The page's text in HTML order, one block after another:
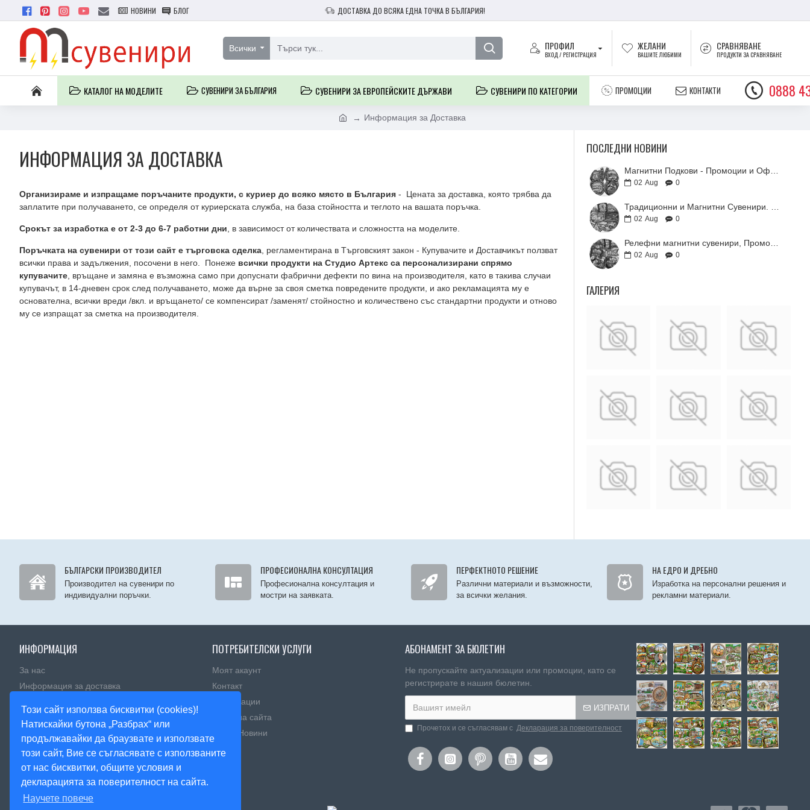
Този сайт използва бисквитки (cookies)!
Натискайки бутона „Разбрах“ или
продължавайки да браузвате и използвате
този сайт, Вие се съгласявате с използваните
от нас бисквитки, общите условия и
декларацията за поверителност на сайта.
Научете повече
НОВИНИ БЛОГ ДОСТАВКА ДО ВСЯКА ЕДНА ТОЧКА В БЪЛГАРИЯ!
Всички ПРОФИЛ
ВХОД / РЕГИСТРАЦИЯ
ЖЕЛАНИ
ВАШИТЕ ЛЮБИМИ
СРАВНЯВАНЕ
ПРОДУКТИ ЗА СРАВНЯВАНЕ
КАТАЛОГ НА МОДЕЛИТЕ СУВЕНИРИ ЗА БЪЛГАРИЯ СУВЕНИРИ ЗА ЕВРОПЕЙСКИТЕ ДЪРЖАВИ СУВЕНИРИ ПО КАТЕГОРИИ ПРОМОЦИИ КОНТАКТИ 0888
Информация за Доставка
ИНФОРМАЦИЯ ЗА ДОСТАВКА
Организираме и изпращаме поръчаните продукти, с куриер до всяко място в България - Цената за доставка, която трябва да
заплатите при получаването, се определя от куриерската служба, на база стойността и теглото на вашата поръчка.
Срокът за изработка е от 2-3 до 6-7 работни дни , в зависимост от количествата и сложността на моделите.
Поръчката на сувенири от този сайт е търговска сделка , регламентирана в Търговският закон - Купувачите и Доставчикът ползват
всички права и задължения, посочени в него. Понеже всички продукти на Студио Артекс са персонализирани спрямо
купувачите , връщане и замяна е възможна само при допуснати фабрични дефекти по вина на производителя, като в такива случаи
купувачът, в 14-дневен срок след получаването, може да върне за своя сметка повредените продукти, и ако рекламацията му е
основателна, всички вреди /вкл. и връщането/ се компенсират /заменят/ стойностно и количествено със стандартни продукти и отново
му се изпращат за сметка на производителя.
ПОСЛЕДНИ НОВИНИ
02 Aug 0
02 Aug 0
Релефни магнитни сувенири, Промоции
02 Aug 0
ГАЛЕРИЯ
БЪЛГАРСКИ ПРОИЗВОДИТЕЛ
Производител на сувенири по
индивидуални поръчки.
ПРОФЕСИОНАЛНА КОНСУЛТАЦИЯ
Професионална консултация и
мостри на заявката.
ПЕРФЕКТНОТО РЕШЕНИЕ
Различни материали и възможности,
за всички желания.
НА ЕДРО И ДРЕБНО
Изработка на персонални решения и
рекламни материали.
ИНФОРМАЦИЯ
За нас
Информация за доставка
Правила и условия
Πoлитика зa изпoлзвaнe нa бисквитĸи
ПОТРЕБИТЕЛСКИ УСЛУГИ
Моят акаунт
Контакт
Рекламации
Карта на сайта
Блог - Новини
АБОНАМЕНТ ЗА БЮЛЕТИН
Не пропускайте актуализации или промоции, като се
регистрирате в нашия бюлетин.
ИЗПРАТИ
Прочетох и се съгласявам с Декларация за поверителност